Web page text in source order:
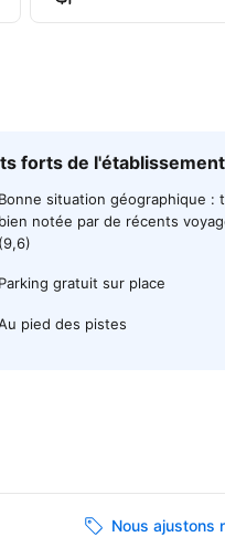
forts de l'établissement
Bonne situation géographique :
bien notée par de récents
(9,6)
Parking gratuit sur place
pied des pistes
Nous ajustons